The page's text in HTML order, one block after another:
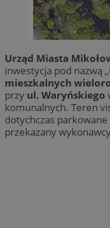
Urząd Miasta
inwestycja pod nazwą „
mieszkalnych
przy ul. Waryńskiego
komunalnych. Teren
dotychczas
przekazany